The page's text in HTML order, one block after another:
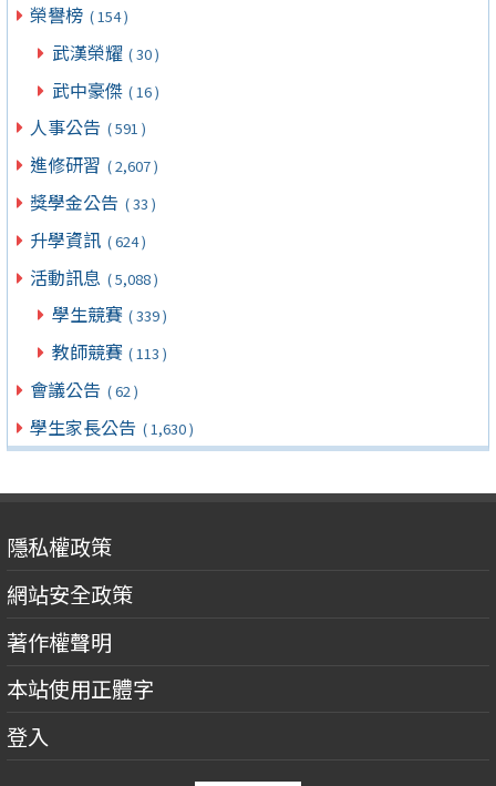
榮譽榜 ( 154 )
武漢榮耀 ( 30 )
武中豪傑 ( 16 )
人事公告 ( 591 )
進修研習 ( 2,607 )
獎學金公告 ( 33 )
升學資訊 ( 624 )
活動訊息 ( 5,088 )
學生競賽 ( 339 )
教師競賽 ( 113 )
會議公告 ( 62 )
學生家長公告 ( 1,630 )
隱私權政策
網站安全政策
著作權聲明
本站使用正體字
登入